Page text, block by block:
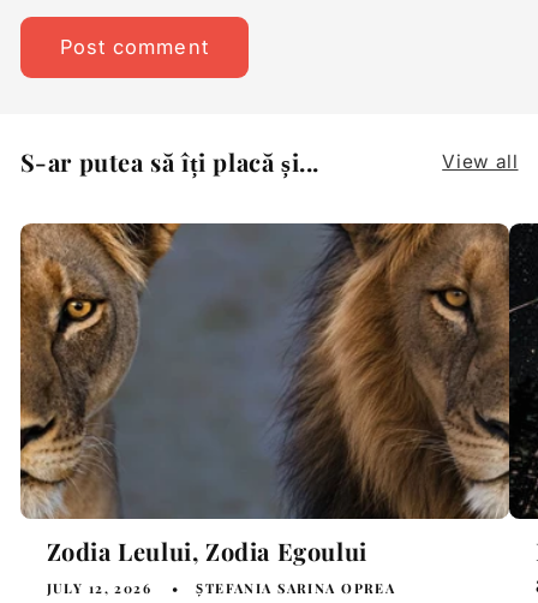
S-ar putea să îți placă și... View all
Zodia Leului, Zodia Egoului
JULY 12, 2026 ȘTEFANIA SARINA OPREA